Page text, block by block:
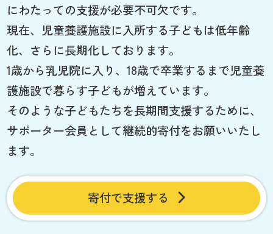
にわたっての支援が必要不可欠です。
現在、児童養護施設に入所する子どもは低年齢
化、さらに長期化しております。
1歳から乳児院に入り、18歳で卒業するまで児童養
護施設で暮らす子どもが増えています。
そのような子どもたちを長期間支援するために、
サポーター会員として継続的寄付をお願いいたし
ます。
寄付で支援する